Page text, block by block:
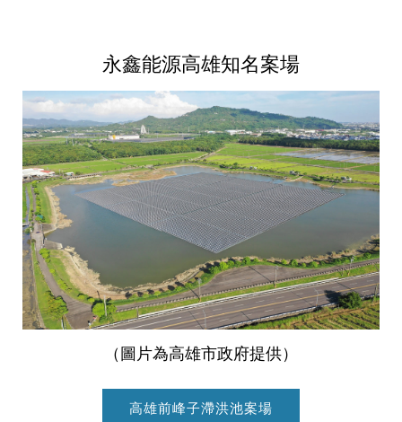
永鑫能源高雄知名案場
（圖片為高雄市政府提供）
高雄前峰子滯洪池案場